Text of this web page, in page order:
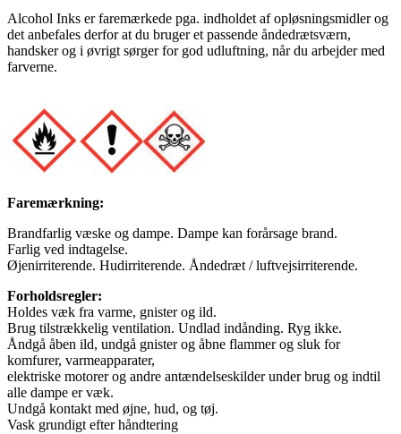
Alcohol Inks er faremærkede pga. indholdet af opløsningsmidler og
det anbefales derfor at du bruger et passende åndedrætsværn,
handsker og i øvrigt sørger for god udluftning, når du arbejder med
farverne.
Faremærkning:
Brandfarlig væske og dampe. Dampe kan forårsage brand.
Farlig ved indtagelse.
Øjenirriterende. Hudirriterende. Åndedræt / luftvejsirriterende.
Forholdsregler:
Holdes væk fra varme, gnister og ild.
Brug tilstrækkelig ventilation. Undlad indånding. Ryg ikke.
Åndgå åben ild, undgå gnister og åbne flammer og sluk for
komfurer, varmeapparater,
elektriske motorer og andre antændelseskilder under brug og indtil
alle dampe er væk.
Undgå kontakt med øjne, hud, og tøj.
Vask grundigt efter håndtering